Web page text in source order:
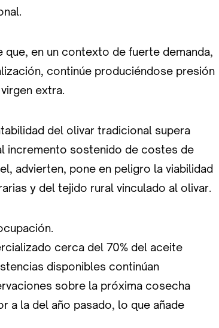
en un contexto de fuerte demanda,
continúe produciéndose presión
extra.
del olivar tradicional supera
incremento sostenido de costes de
advierten, pone en peligro la viabilidad
y del tejido rural vinculado al olivar.
cerca del 70% del aceite
disponibles continúan
sobre la próxima cosecha
a la del año pasado, lo que añade